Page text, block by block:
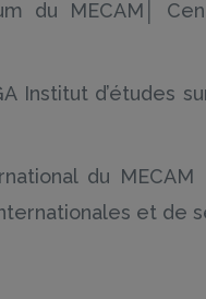
du MECAM│
Institut d’études
du
et de